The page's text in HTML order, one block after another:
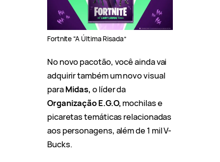
Fortnite “A Última Risada”
No novo pacotão, você ainda vai
adquirir também um novo visual
paraMidas, o líder da
Organização E.G.O, mochilas e
picaretas temáticas relacionadas
aos personagens, além de 1 mil V-
Bucks.